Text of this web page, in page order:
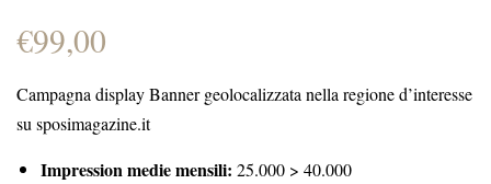
€99,00
Campagna display Banner geolocalizzata nella regione d’interesse
su sposimagazine.it
Impression medie mensili: 25.000 > 40.000